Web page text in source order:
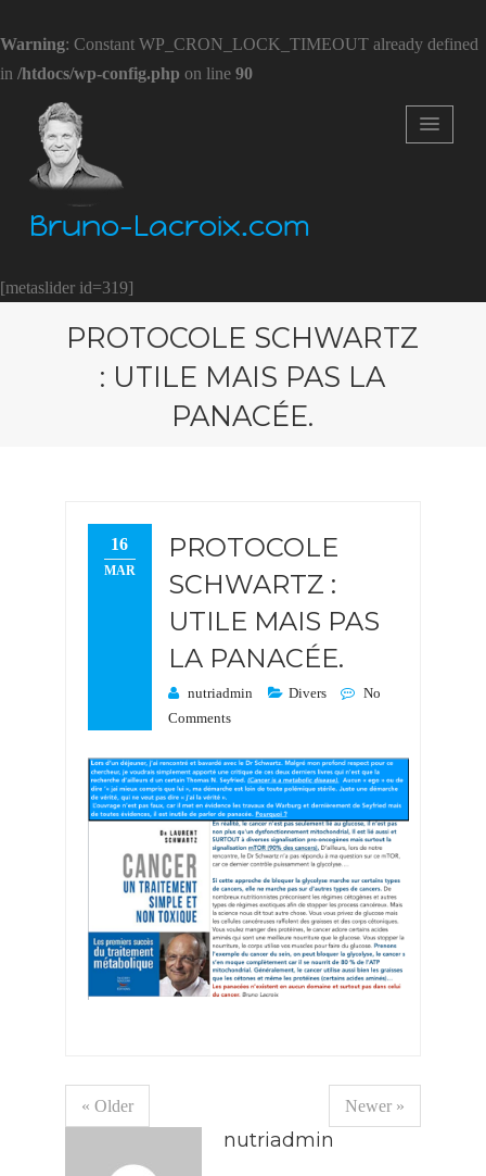
Warning: Constant WP_CRON_LOCK_TIMEOUT already defined
in /htdocs/wp-config.php on line 90
Bruno-Lacroix.com
[metaslider id=319]
PROTOCOLE SCHWARTZ
: UTILE MAIS PAS LA
PANACÉE.
16
MAR
PROTOCOLE
SCHWARTZ :
UTILE MAIS PAS
LA PANACÉE.
nutriadmin Divers
No
Comments
« Older Newer »
nutriadmin